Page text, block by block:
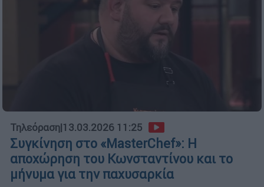
Τηλεόραση|13.03.2026 11:25
Συγκίνηση στο «MasterChef»: Η
αποχώρηση του Κωνσταντίνου και το
μήνυμα για την παχυσαρκία